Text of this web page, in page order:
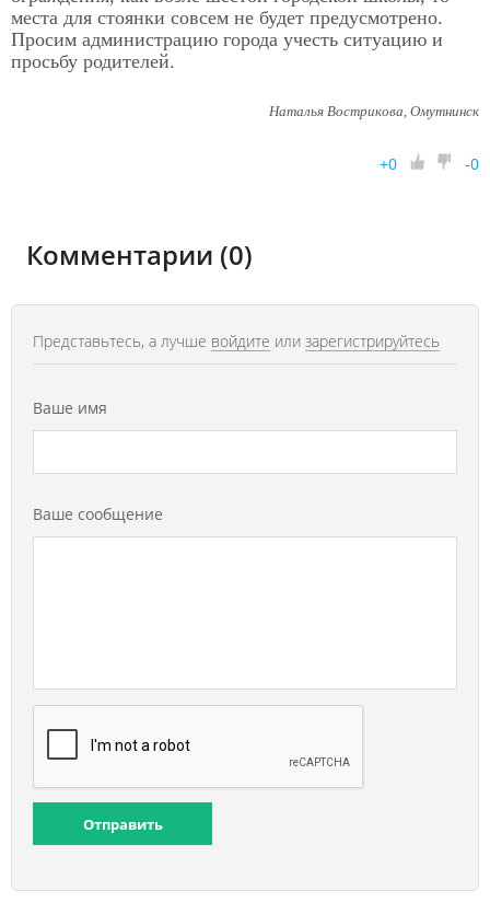
места для стоянки совсем не будет предусмотрено.
Просим администрацию города учесть ситуацию и
просьбу родителей.
Наталья Вострикова, Омутнинск
+0 -0
Комментарии (0)
Представьтесь, а лучше войдите или зарегистрируйтесь
Ваше имя
Ваше сообщение
Отправить